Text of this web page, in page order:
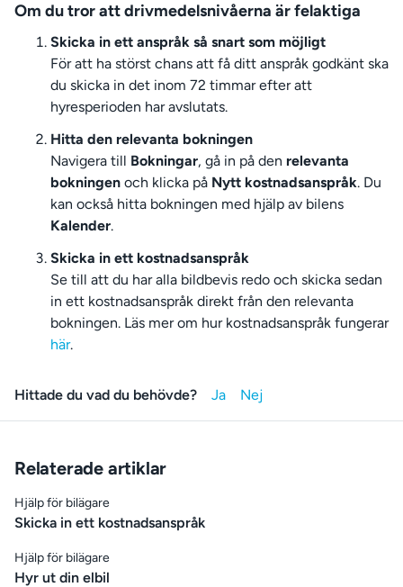
Om du tror att drivmedelsnivåerna är felaktiga
Skicka in ett anspråk så snart som möjligt
För att ha störst chans att få ditt anspråk godkänt ska
du skicka in det inom 72 timmar efter att
hyresperioden har avslutats.
Hitta den relevanta bokningen
Navigera till Bokningar, gå in på den relevanta
bokningen och klicka på Nytt kostnadsanspråk. Du
kan också hitta bokningen med hjälp av bilens
Kalender.
Skicka in ett kostnadsanspråk
Se till att du har alla bildbevis redo och skicka sedan
in ett kostnadsanspråk direkt från den relevanta
bokningen. Läs mer om hur kostnadsanspråk fungerar
här.
Hittade du vad du behövde?
Relaterade artiklar
Hjälp för bilägare
Skicka in ett kostnadsanspråk
Hjälp för bilägare
Hyr ut din elbil